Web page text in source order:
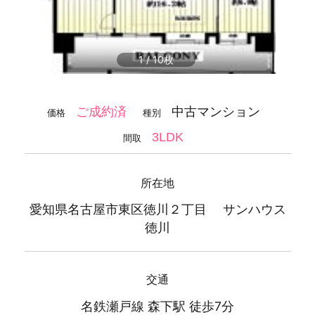
1/10
価格 ご成約済 種別 中古マンション
間取 3LDK
所在地
愛知県名古屋市東区徳川２丁目 サンハウス
徳川
交通
名鉄瀬戸線 森下駅 徒歩7分